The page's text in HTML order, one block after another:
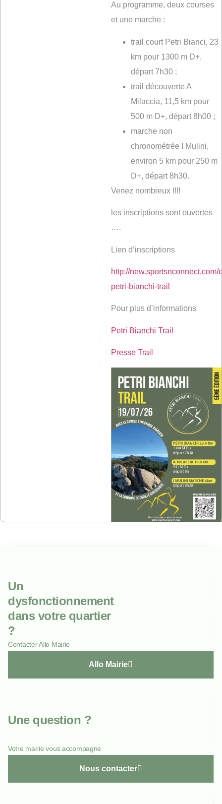
Au programme, deux courses
et une marche :
trail court Petri Bianci, 23
km pour 1300 m D+,
départ 7h30 ;
trail découverte A
Milaccia, 11,5 km pour
500 m D+, départ 8h00 ;
marche non
chronométrée I Mulini,
environ 5 km pour 250 m
D+, départ 8h30.
Venez nombreux !!!!
les inscriptions sont ouvertes
….
Lien d’inscriptions
http://
petri-bianchi-trail
Pour plus d’informations
Petri Bianchi Trail
Presse Trail
Un
dysfonctionnement
dans votre quartier
?
Contacter Allo Mairie
Allo Mairie
Une question ?
Votre mairie vous accompagne
Nous contacter